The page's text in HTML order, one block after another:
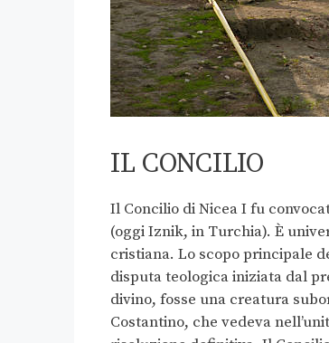
IL CONCILIO
Il Concilio di Nicea I fu
(oggi Iznik, in Turchia). È
cristiana. Lo scopo principale
disputa teologica iniziata dal
divino, fosse una creatura
Costantino, che vedeva